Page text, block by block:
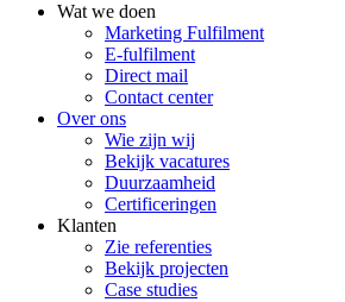
Wat we doen
Marketing Fulfilment
E-fulfilment
Direct mail
Contact center
Over ons
Wie zijn wij
Bekijk vacatures
Duurzaamheid
Certificeringen
Klanten
Zie referenties
Bekijk projecten
Case studies